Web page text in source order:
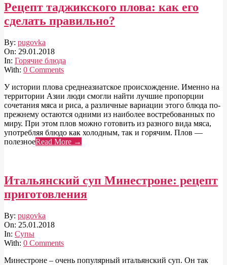
Рецепт таджикского плова: как его
сделать правильно?
2018-
01-
29
By: pugovka
On: 29.01.2018
In: Горячие блюда
With: 0 Comments
У истории плова среднеазиатское происхождение. Именно на
территории Азии люди смогли найти лучшие пропорции
сочетания мяса и риса, а различные вариации этого блюда по-
прежнему остаются одними из наиболее востребованных по
миру. При этом плов можно готовить из разного вида мяса,
употребляя блюдо как холодным, так и горячим. Плов —
полезноеRead More →
Итальянский суп Минестроне: рецепт
приготовления
2018-
01-
25
By: pugovka
On: 25.01.2018
In: Супы
With: 0 Comments
Минестроне – очень популярный итальянский суп. Он так